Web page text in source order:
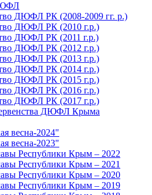
ДЮФЛ РК (2008-2009 гг. р.)
ДЮФЛ РК (2010 г.р.)
ДЮФЛ РК (2011 г.р.)
ДЮФЛ РК (2012 г.р.)
ДЮФЛ РК (2013 г.р.)
ДЮФЛ РК (2014 г.р.)
ДЮФЛ РК (2015 г.р.)
ДЮФЛ РК (2016 г.р.)
ДЮФЛ РК (2017 г.р.)
ДЮФЛ Крыма
весна-2024"
весна-2023"
Республики Крым – 2022
Республики Крым – 2021
Республики Крым – 2020
Республики Крым – 2019